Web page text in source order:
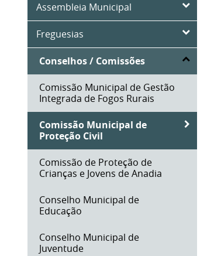
Assembleia Municipal
Freguesias
Conselhos / Comissões
Comissão Municipal de Gestão
Integrada de Fogos Rurais
Comissão Municipal de
Proteção Civil
Comissão de Proteção de
Crianças e Jovens de Anadia
Conselho Municipal de
Educação
Conselho Municipal de
Juventude